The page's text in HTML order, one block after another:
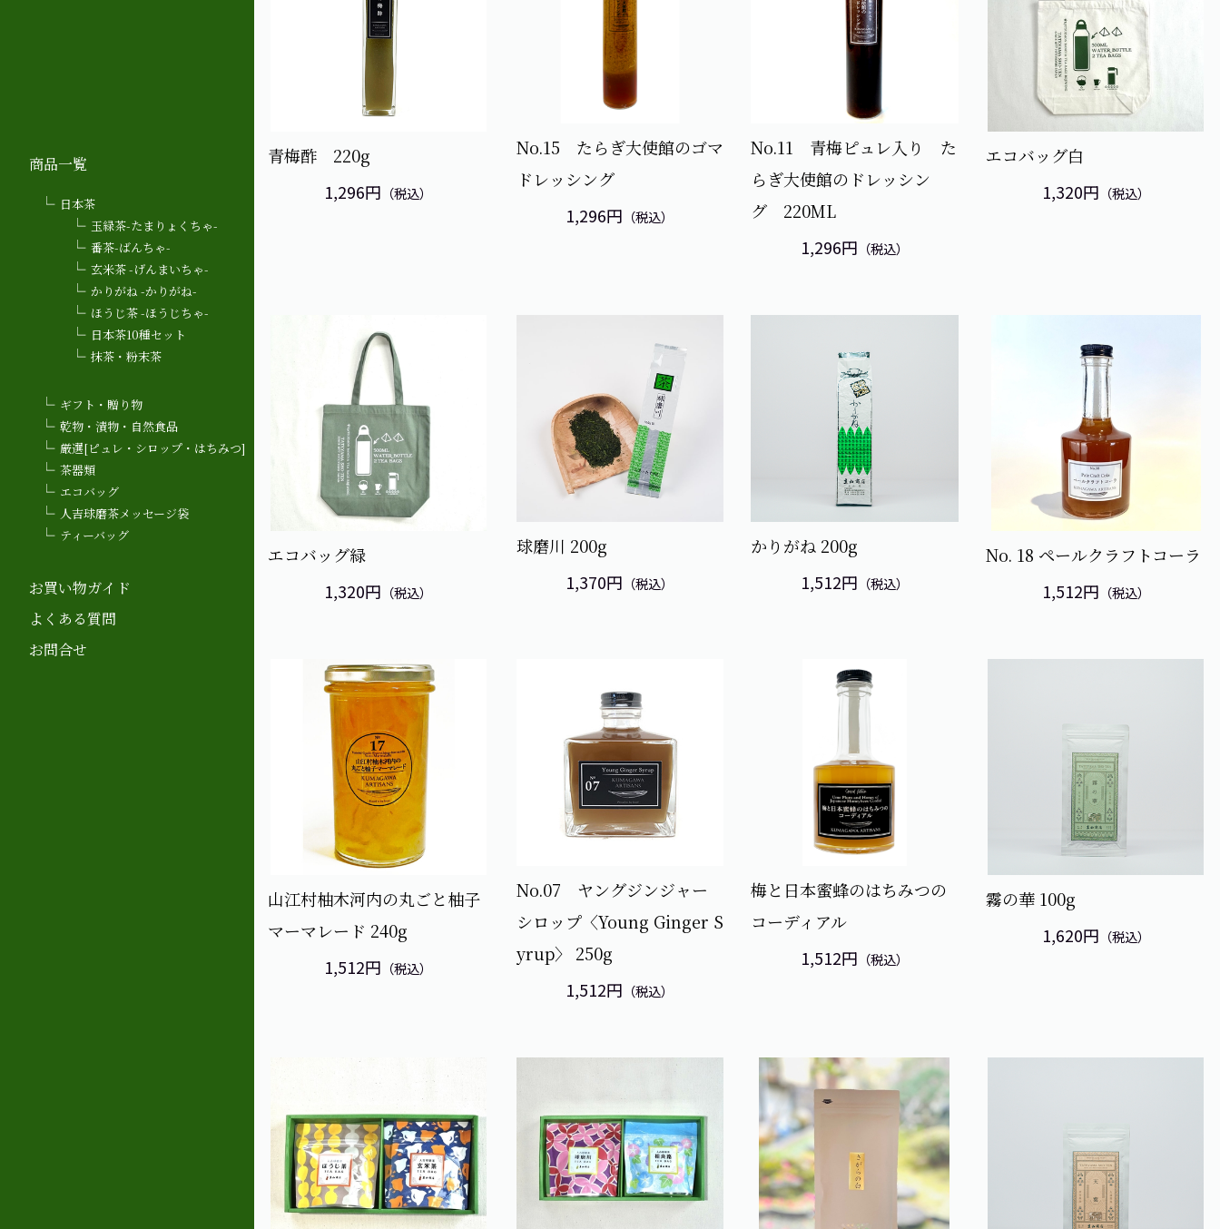
商品一覧
日本茶
玉緑茶-たまりょくちゃ-
番茶-ばんちゃ-
玄米茶 -げんまいちゃ-
かりがね -かりがね-
ほうじ茶 -ほうじちゃ-
日本茶10種セット
抹茶・粉末茶
ギフト・贈り物
乾物・漬物・自然食品
厳選[ピュレ・シロップ・はちみつ]
茶器類
エコバッグ
人吉球磨茶メッセージ袋
ティーバッグ
お買い物ガイド
よくある質問
お問合せ
青梅酢 220g
1,296円 （税込）
No.15 たらぎ大使館のゴマ
ドレッシング
1,296円 （税込）
No.11 青梅ピュレ入り た
らぎ大使館のドレッシン
グ 220ML
1,296円 （税込）
エコバッグ白
1,320円 （税込）
エコバッグ緑
1,320円 （税込）
球磨川 200g
1,370円 （税込）
かりがね 200g
1,512円 （税込）
No. 18 ペールクラフトコーラ
1,512円 （税込）
山江村柚木河内の丸ごと柚子
マーマレード 240g
1,512円 （税込）
No.07 ヤングジンジャー
シロップ〈Young Ginger S
yrup〉 250g
1,512円 （税込）
梅と日本蜜蜂のはちみつの
コーディアル
1,512円 （税込）
霧の華 100g
1,620円 （税込）